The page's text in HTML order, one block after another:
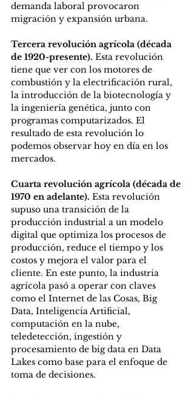
demanda laboral provocaron
migración y expansión urbana.
Tercera revolución agrícola (década
de 1920-presente). Esta revolución
tiene que ver con los motores de
combustión y la electrificación rural,
la introducción de la biotecnología y
la ingeniería genética, junto con
programas computarizados. El
resultado de esta revolución lo
podemos observar hoy en día en los
mercados.
Cuarta revolución agrícola (década de
1970 en adelante). Esta revolución
supuso una transición de la
producción industrial a un modelo
digital que optimiza los procesos de
producción, reduce el tiempo y los
costos y mejora el valor para el
cliente. En este punto, la industria
agrícola pasó a operar con claves
como el Internet de las Cosas, Big
Data, Inteligencia Artificial,
computación en la nube,
teledetección, ingestión y
procesamiento de big data en Data
Lakes como base para el enfoque de
toma de decisiones.